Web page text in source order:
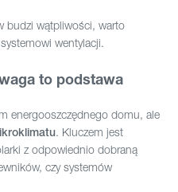
budzi wątpliwości, warto
wentylacji.
to podstawa
energooszczędnego domu, ale
. Kluczem jest
z odpowiednio dobraną
czy systemów